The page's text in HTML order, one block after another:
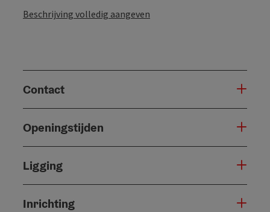
Beschrijving volledig aangeven
Contact
Openingstijden
Ligging
Inrichting